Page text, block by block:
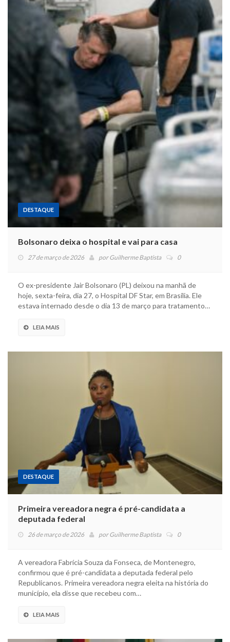
DESTAQUE
Bolsonaro deixa o hospital e vai para casa
27 de março de 2026 porGuilherme Baptista 0
O ex-presidente Jair Bolsonaro (PL) deixou na manhã de
hoje, sexta-feira, dia 27, o Hospital DF Star, em Brasília. Ele
estava internado desde o dia 13 de março para tratamento…
LEIA MAIS
DESTAQUE
Primeira vereadora negra é pré-candidata a
deputada federal
26 de março de 2026 porGuilherme Baptista 0
A vereadora Fabrícia Souza da Fonseca, de Montenegro,
confirmou que é pré-candidata a deputada federal pelo
Republicanos. Primeira vereadora negra eleita na história do
município, ela disse que recebeu com…
LEIA MAIS